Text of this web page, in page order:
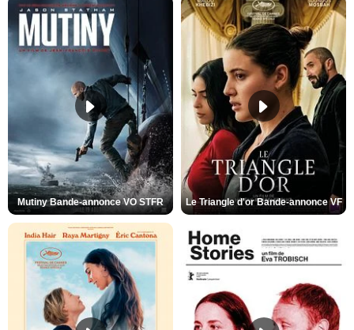
Mutiny Bande-annonce VO STFR Le Triangle d'or Bande-annonce VF